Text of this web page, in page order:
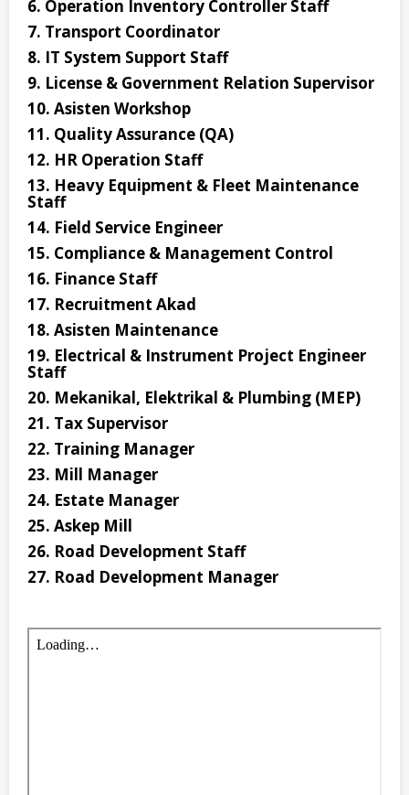
6. Operation Inventory Controller Staff
7. Transport Coordinator
8. IT System Support Staff
9. License & Government Relation Supervisor
10. Asisten Workshop
11. Quality Assurance (QA)
12. HR Operation Staff
13. Heavy Equipment & Fleet Maintenance
Staff
14. Field Service Engineer
15. Compliance & Management Control
16. Finance Staff
17. Recruitment Akad
18. Asisten Maintenance
19. Electrical & Instrument Project Engineer
Staff
20. Mekanikal, Elektrikal & Plumbing (MEP)
21. Tax Supervisor
22. Training Manager
23. Mill Manager
24. Estate Manager
25. Askep Mill
26. Road Development Staff
27. Road Development Manager